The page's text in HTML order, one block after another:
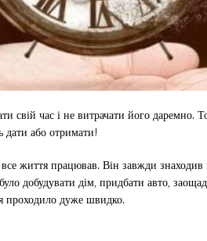
свій час і не витрачати його
дати або отримати!
життя працював. Він завжди
добудувати дім, придбати авто,
проходило дуже швидко.